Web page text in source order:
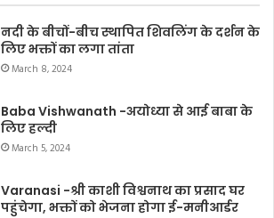
नदी के बीचों-बीच स्थापित शिवलिंग के दर्शन के
लिए भक्तों का लगा तांता
March 8, 2024
Baba Vishwanath -अयोध्या से आई बाबा के
लिए हल्दी
March 5, 2024
Varanasi -श्री काशी विश्वनाथ का प्रसाद घर
पहुंचेगा, भक्तों को भेजना होगा ई-मनीआर्डर